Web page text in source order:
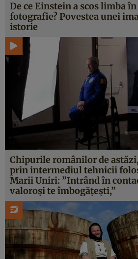
De ce Einstein a scos limba în
fotografie? Povestea unei
istorie
Chipurile românilor de
prin intermediul tehnicii
Marii Uniri: ”Intrând în
valoroşi te îmbogăţeşti,”